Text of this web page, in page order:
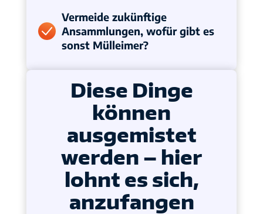
Vermeide zukünftige
Ansammlungen, wofür gibt es
sonst Mülleimer?
Diese Dinge
können
ausgemistet
werden – hier
lohnt es sich,
anzufangen